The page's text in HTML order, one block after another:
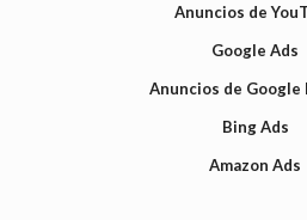
Anuncios de
Google Ads
Anuncios de Google
Bing Ads
Amazon Ads